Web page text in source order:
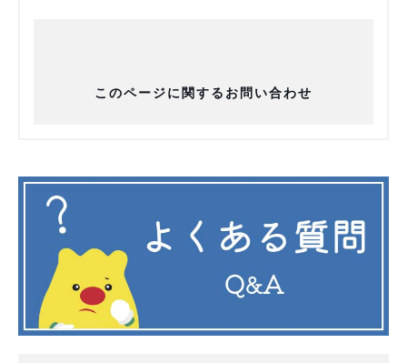
このページに関するお問い合わせ